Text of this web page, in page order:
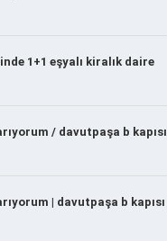
1+1 eşyalı kiralık daire
/ davutpaşa b kapısı
| davutpaşa b kapısı